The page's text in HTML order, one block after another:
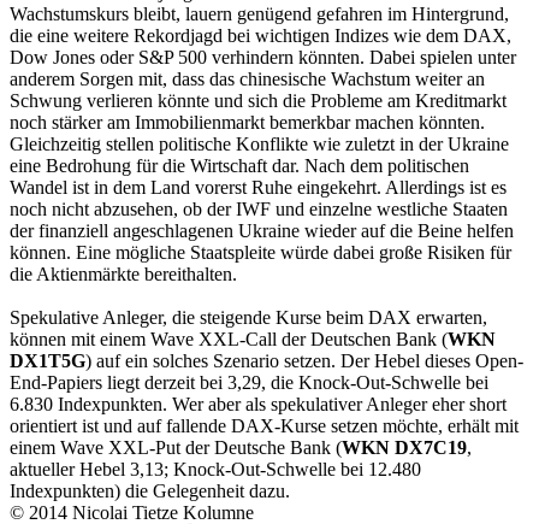
Wachstumskurs bleibt, lauern genügend gefahren im Hintergrund,
die eine weitere Rekordjagd bei wichtigen Indizes wie dem DAX,
Dow Jones oder S&P 500 verhindern könnten. Dabei spielen unter
anderem Sorgen mit, dass das chinesische Wachstum weiter an
Schwung verlieren könnte und sich die Probleme am Kreditmarkt
noch stärker am Immobilienmarkt bemerkbar machen könnten.
Gleichzeitig stellen politische Konflikte wie zuletzt in der Ukraine
eine Bedrohung für die Wirtschaft dar. Nach dem politischen
Wandel ist in dem Land vorerst Ruhe eingekehrt. Allerdings ist es
noch nicht abzusehen, ob der IWF und einzelne westliche Staaten
der finanziell angeschlagenen Ukraine wieder auf die Beine helfen
können. Eine mögliche Staatspleite würde dabei große Risiken für
die Aktienmärkte bereithalten.
Spekulative Anleger, die steigende Kurse beim DAX erwarten,
können mit einem Wave XXL-Call der Deutschen Bank (WKN
DX1T5G) auf ein solches Szenario setzen. Der Hebel dieses Open-
End-Papiers liegt derzeit bei 3,29, die Knock-Out-Schwelle bei
6.830 Indexpunkten. Wer aber als spekulativer Anleger eher short
orientiert ist und auf fallende DAX-Kurse setzen möchte, erhält mit
einem Wave XXL-Put der Deutsche Bank (WKN DX7C19,
aktueller Hebel 3,13; Knock-Out-Schwelle bei 12.480
Indexpunkten) die Gelegenheit dazu.
© 2014 Nicolai Tietze Kolumne